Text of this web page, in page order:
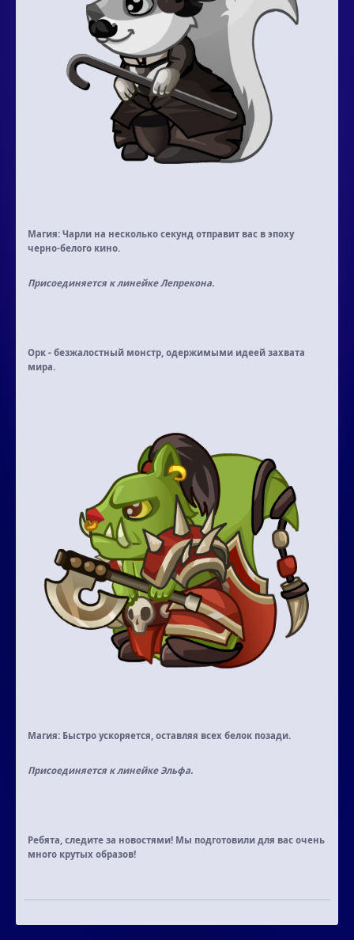
Магия: Чарли на несколько секунд отправит вас в эпоху
черно-белого кино.
Присоединяется к линейке Лепрекона.
Орк - безжалостный монстр, одержимыми идеей захвата
мира.
Магия: Быстро ускоряется, оставляя всех белок позади.
Присоединяется к линейке Эльфа.
Ребята, следите за новостями! Мы подготовили для вас очень
много крутых образов!